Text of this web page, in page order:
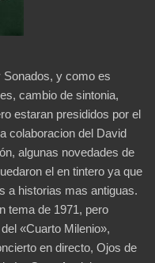
Sonados, y como es
cambio de sintonia,
estaran presididos por el
colaboracion del David
algunas novedades de
el en tintero ya que
a historias mas antiguas.
tema de 1971, pero
«Cuarto Milenio»,
en directo, Ojos de